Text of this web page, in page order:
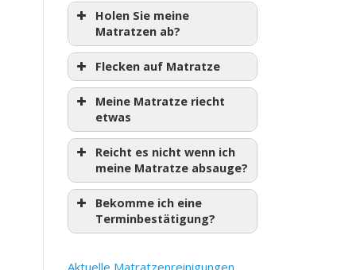
Holen Sie meine
Matratzen ab?
Flecken auf Matratze
Meine Matratze riecht
etwas
Reicht es nicht wenn ich
meine Matratze absauge?
Bekomme ich eine
Terminbestätigung?
Aktuelle Matratzenreinigungen